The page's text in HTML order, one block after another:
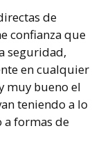
de
confianza que
seguridad,
en cualquier
muy bueno el
teniendo a lo
a formas de